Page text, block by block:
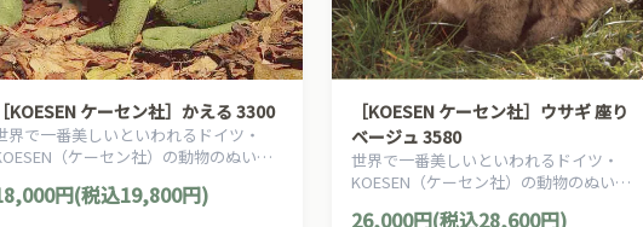
［KOESEN ケーセン社］かえる 3300
界で一番美しいといわれるドイツ・
（ケーセン社）の動物のぬいぐ
です。円(税込19,800円)
［KOESEN ケーセン社］ウサギ 座り
ベージュ 3580
世界で一番美しいといわれるドイツ・
KOESEN（ケーセン社）の動物のぬいぐ
26,000円(税込28,600円)